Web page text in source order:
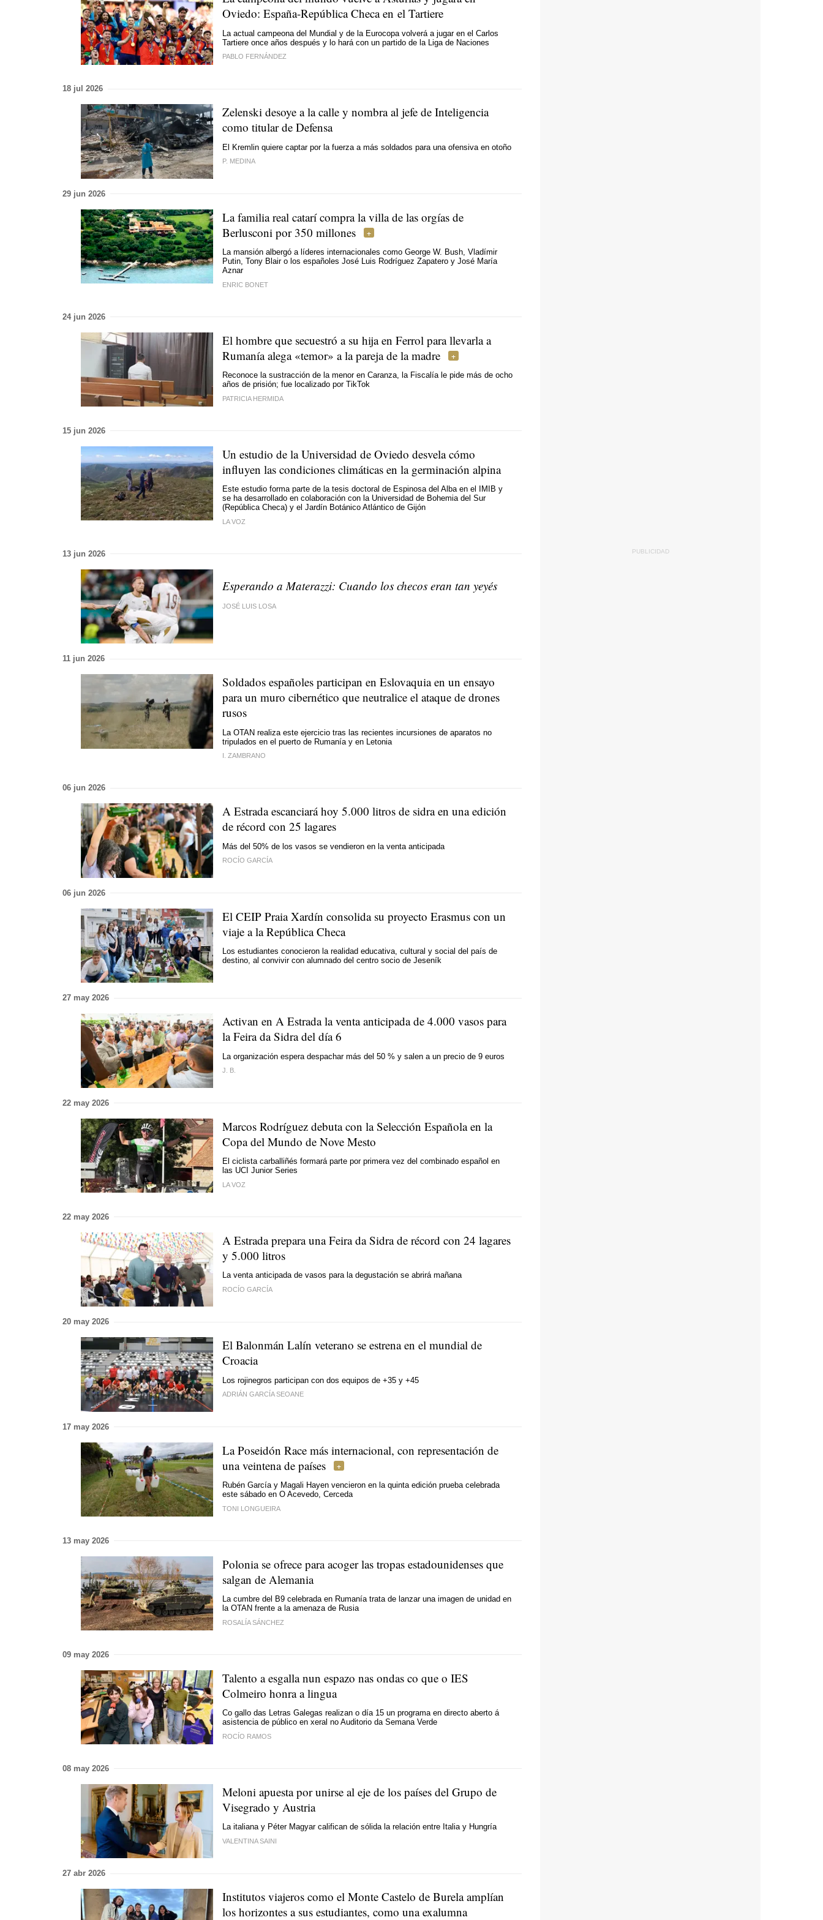
Oviedo: España-República Checa en el Tartiere
La actual campeona del Mundial y de la Eurocopa volverá a jugar en el Carlos
Tartiere once años después y lo hará con un partido de la Liga de Naciones
PABLO FERNÁNDEZ
18 jul 2026
Zelenski desoye a la calle y nombra al jefe de Inteligencia
como titular de Defensa
El Kremlin quiere captar por la fuerza a más soldados para una ofensiva en otoño
P. MEDINA
29 jun 2026
La familia real catarí compra la villa de las orgías de
Berlusconi por 350 millones
La mansión albergó a líderes internacionales como George W. Bush, Vladímir
Putin, Tony Blair o los españoles José Luis Rodríguez Zapatero y José María
Aznar
ENRIC BONET
24 jun 2026
El hombre que secuestró a su hija en Ferrol para llevarla a
Rumanía alega «temor» a la pareja de la madre
Reconoce la sustracción de la menor en Caranza, la Fiscalía le pide más de ocho
años de prisión; fue localizado por TikTok
PATRICIA HERMIDA
15 jun 2026
Un estudio de la Universidad de Oviedo desvela cómo
influyen las condiciones climáticas en la germinación alpina
Este estudio forma parte de la tesis doctoral de Espinosa del Alba en el IMIB y
se ha desarrollado en colaboración con la Universidad de Bohemia del Sur
(República Checa) y el Jardín Botánico Atlántico de Gijón
LA VOZ
13 jun 2026
Esperando a Materazzi: Cuando los checos eran tan yeyés
JOSÉ LUIS LOSA
11 jun 2026
Soldados españoles participan en Eslovaquia en un ensayo
para un muro cibernético que neutralice el ataque de drones
rusos
La OTAN realiza este ejercicio tras las recientes incursiones de aparatos no
tripulados en el puerto de Rumanía y en Letonia
I. ZAMBRANO
06 jun 2026
A Estrada escanciará hoy 5.000 litros de sidra en una edición
de récord con 25 lagares
Más del 50% de los vasos se vendieron en la venta anticipada
ROCÍO GARCÍA
06 jun 2026
El CEIP Praia Xardín consolida su proyecto Erasmus con un
viaje a la República Checa
Los estudiantes conocieron la realidad educativa, cultural y social del país de
destino, al convivir con alumnado del centro socio de Jeseník
27 may 2026
Activan en A Estrada la venta anticipada de 4.000 vasos para
la Feira da Sidra del día 6
La organización espera despachar más del 50 % y salen a un precio de 9 euros
J. B.
22 may 2026
Marcos Rodríguez debuta con la Selección Española en la
Copa del Mundo de Nove Mesto
El ciclista carballiñés formará parte por primera vez del combinado español en
las UCI Junior Series
LA VOZ
22 may 2026
A Estrada prepara una Feira da Sidra de récord con 24 lagares
y 5.000 litros
La venta anticipada de vasos para la degustación se abrirá mañana
ROCÍO GARCÍA
20 may 2026
El Balonmán Lalín veterano se estrena en el mundial de
Croacia
Los rojinegros participan con dos equipos de +35 y +45
ADRIÁN GARCÍA SEOANE
17 may 2026
La Poseidón Race más internacional, con representación de
una veintena de países
Rubén García y Magali Hayen vencieron en la quinta edición prueba celebrada
este sábado en O Acevedo, Cerceda
TONI LONGUEIRA
13 may 2026
Polonia se ofrece para acoger las tropas estadounidenses que
salgan de Alemania
La cumbre del B9 celebrada en Rumanía trata de lanzar una imagen de unidad en
la OTAN frente a la amenaza de Rusia
ROSALÍA SÁNCHEZ
09 may 2026
Talento a esgalla nun espazo nas ondas co que o IES
Colmeiro honra a lingua
Co gallo das Letras Galegas realizan o día 15 un programa en directo aberto á
asistencia de público en xeral no Auditorio da Semana Verde
ROCÍO RAMOS
08 may 2026
Meloni apuesta por unirse al eje de los países del Grupo de
Visegrado y Austria
La italiana y Péter Magyar califican de sólida la relación entre Italia y Hungría
VALENTINA SAINI
27 abr 2026
Institutos viajeros como el Monte Castelo de Burela amplían
los horizontes a sus estudiantes, como una exalumna